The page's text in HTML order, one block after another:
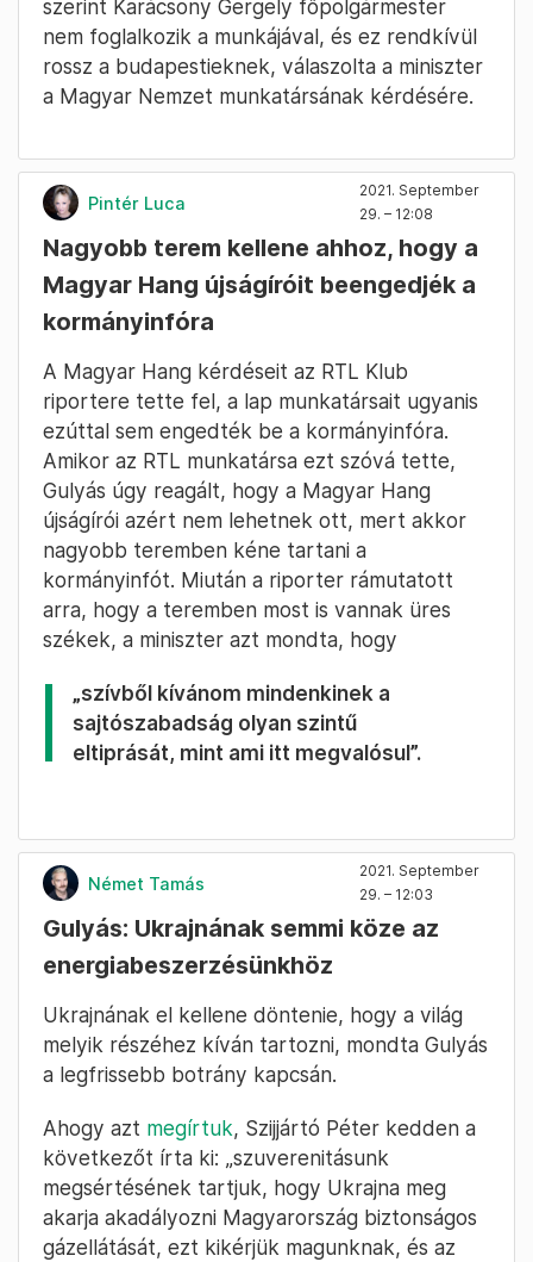
szerint Karácsony Gergely főpolgármester
nem foglalkozik a munkájával, és ez rendkívül
rossz a budapestieknek, válaszolta a miniszter
a Magyar Nemzet munkatársának kérdésére.
Pintér Luca
2021. September
29. – 12:08
Nagyobb terem kellene ahhoz, hogy a
Magyar Hang újságíróit beengedjék a
kormányinfóra
A Magyar Hang kérdéseit az RTL Klub
riportere tette fel, a lap munkatársait ugyanis
ezúttal sem engedték be a kormányinfóra.
Amikor az RTL munkatársa ezt szóvá tette,
Gulyás úgy reagált, hogy a Magyar Hang
újságírói azért nem lehetnek ott, mert akkor
nagyobb teremben kéne tartani a
kormányinfót. Miután a riporter rámutatott
arra, hogy a teremben most is vannak üres
székek, a miniszter azt mondta, hogy
„szívből kívánom mindenkinek a
sajtószabadság olyan szintű
eltiprását, mint ami itt megvalósul”.
Német Tamás
2021. September
29. – 12:03
Gulyás: Ukrajnának semmi köze az
energiabeszerzésünkhöz
Ukrajnának el kellene döntenie, hogy a világ
melyik részéhez kíván tartozni, mondta Gulyás
a legfrissebb botrány kapcsán.
Ahogy azt megírtuk, Szijjártó Péter kedden a
következőt írta ki: „szuverenitásunk
megsértésének tartjuk, hogy Ukrajna meg
akarja akadályozni Magyarország biztonságos
gázellátását, ezt kikérjük magunknak, és az